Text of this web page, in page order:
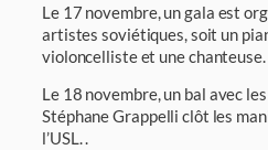
Le 17 novembre, un gala est
artistes soviétiques, soit un
violoncelliste et une chanteuse.
Le 18 novembre, un bal avec
Stéphane Grappelli clôt les
l’USL. .